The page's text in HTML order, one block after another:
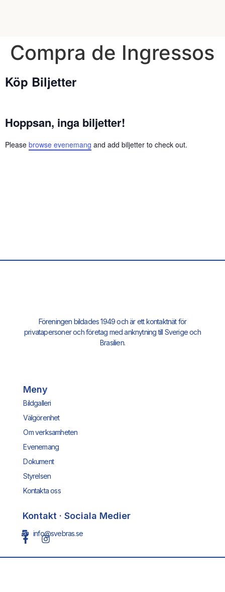
Compra de Ingressos
Köp Biljetter
Hoppsan, inga biljetter!
Please browse evenemang and add biljetter to check out.
Föreningen bildades 1949 och är ett kontaktnät för
privatapersoner och företag med anknytning till Sverige och
Brasilien.
Meny
Bildgalleri
Välgörenhet
Om verksamheten
Evenemang
Dokument
Styrelsen
Kontakta oss
Kontakt · Sociala Medier
info@svebras.se